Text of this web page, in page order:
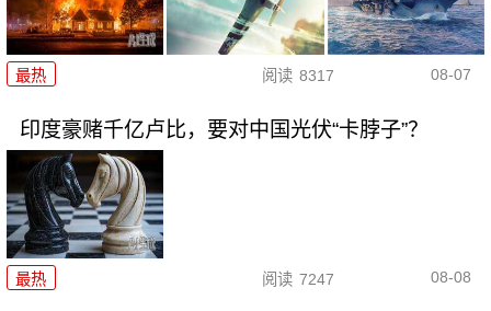
最热 阅读 8317 08-07
印度豪赌千亿卢比，要对中国光伏“卡脖子”？
最热 阅读 7247 08-08